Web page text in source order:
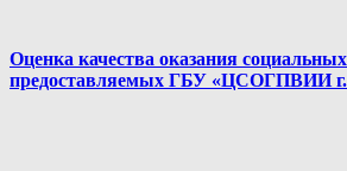
Оценка качества оказания социальных
предоставляемых ГБУ «ЦСОГПВИИ г.